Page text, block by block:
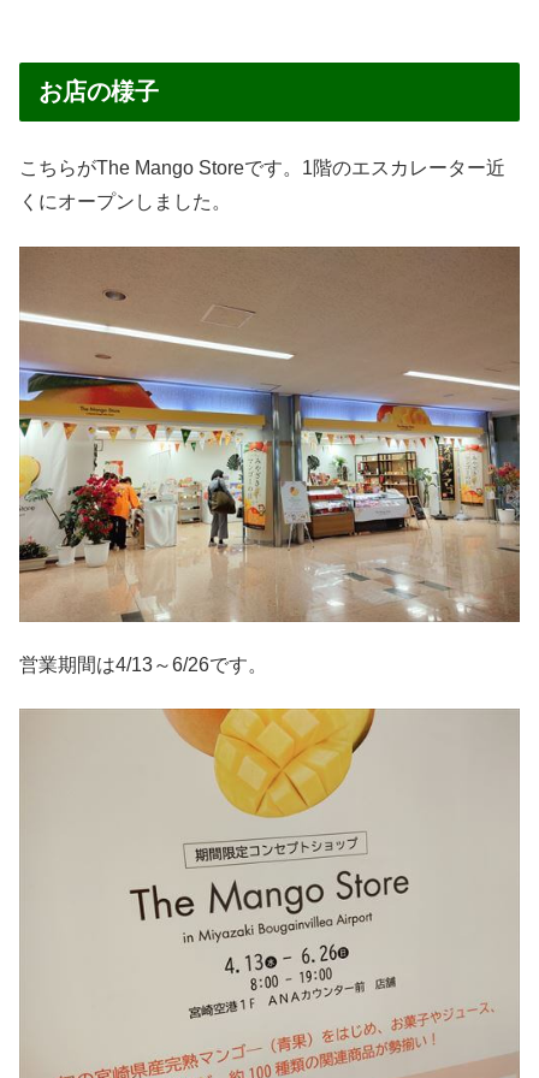
お店の様子
こちらがThe Mango Storeです。1階のエスカレーター近
くにオープンしました。
営業期間は4/13～6/26です。